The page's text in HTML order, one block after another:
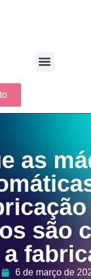
as
são
a
6 de março de